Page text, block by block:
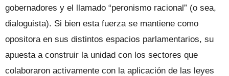
gobernadores y el llamado “pe­ronismo racional” (o sea,
dialoguista). Si bien esta fuerza se mantiene como
oposi­tora en sus distintos espacios parlamenta­rios, su
apuesta a construir la unidad con los sectores que
colaboraron activamente con la aplicación de las leyes